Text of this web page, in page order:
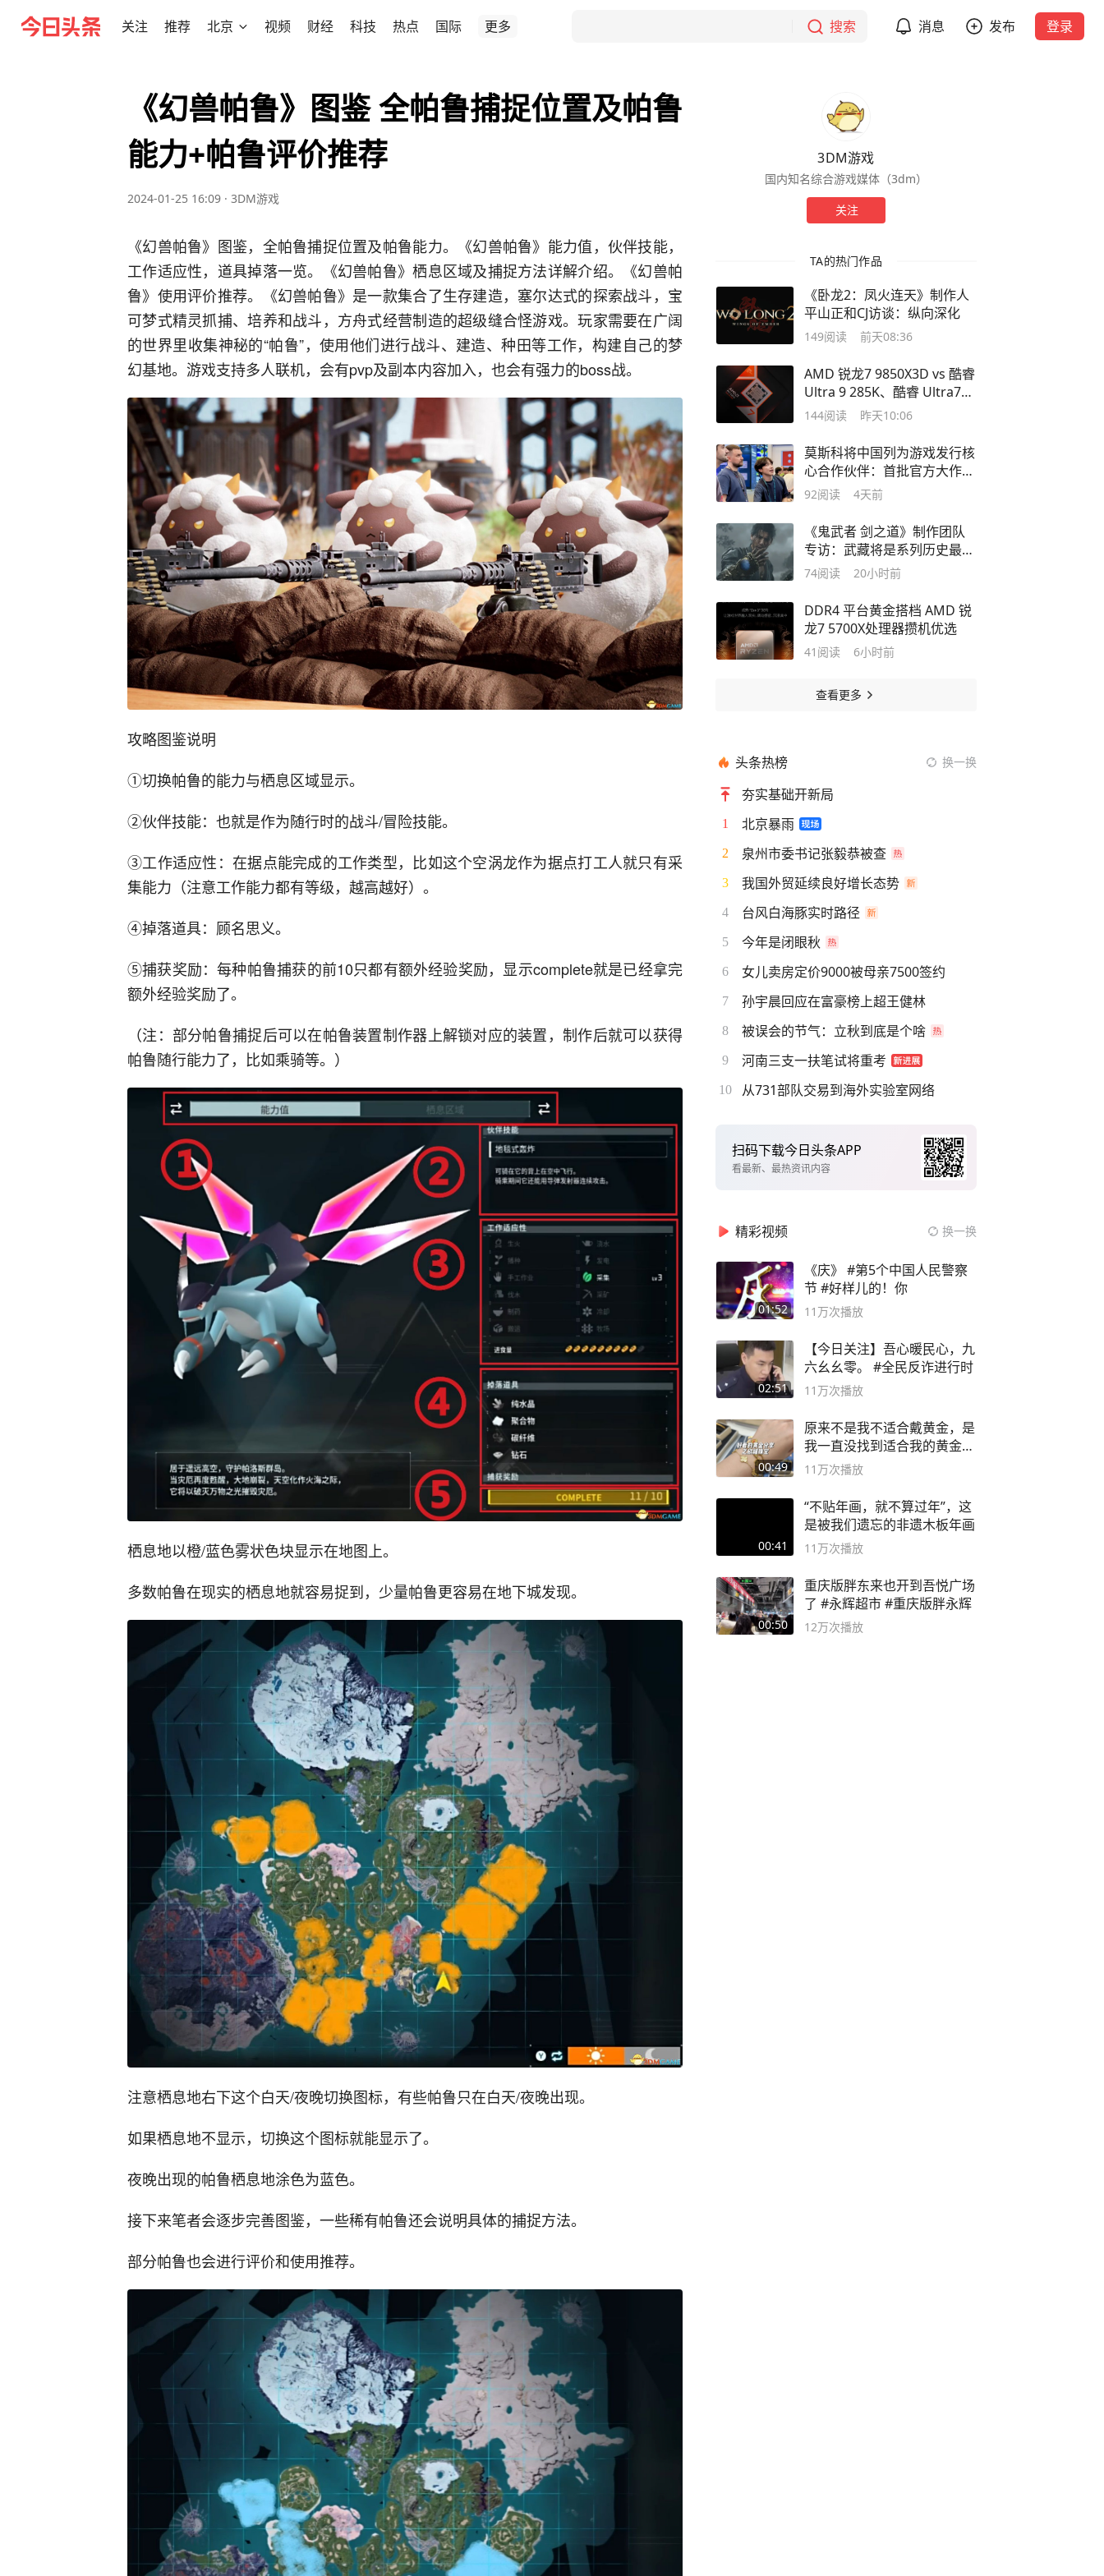
关注 推荐 北京 视频 财经 科技 热点 国际 更多 搜索 消息 发布 登录
《幻兽帕鲁》图鉴 全帕鲁捕捉位置及帕鲁
能力+帕鲁评价推荐
2024-01-25 16:09 · 3DM游戏
《幻兽帕鲁》图鉴，全帕鲁捕捉位置及帕鲁能力。《幻兽帕鲁》能力值，伙伴技能，
工作适应性，道具掉落一览。《幻兽帕鲁》栖息区域及捕捉方法详解介绍。《幻兽帕
鲁》使用评价推荐。《幻兽帕鲁》是一款集合了生存建造，塞尔达式的探索战斗，宝
可梦式精灵抓捕、培养和战斗，方舟式经营制造的超级缝合怪游戏。玩家需要在广阔
的世界里收集神秘的“帕鲁”，使用他们进行战斗、建造、种田等工作，构建自己的梦
幻基地。游戏支持多人联机，会有pvp及副本内容加入，也会有强力的boss战。
攻略图鉴说明
①切换帕鲁的能力与栖息区域显示。
②伙伴技能：也就是作为随行时的战斗/冒险技能。
③工作适应性：在据点能完成的工作类型，比如这个空涡龙作为据点打工人就只有采
集能力（注意工作能力都有等级，越高越好）。
④掉落道具：顾名思义。
⑤捕获奖励：每种帕鲁捕获的前10只都有额外经验奖励，显示complete就是已经拿完
额外经验奖励了。
（注：部分帕鲁捕捉后可以在帕鲁装置制作器上解锁对应的装置，制作后就可以获得
帕鲁随行能力了，比如乘骑等。）
栖息地以橙/蓝色雾状色块显示在地图上。
多数帕鲁在现实的栖息地就容易捉到，少量帕鲁更容易在地下城发现。
注意栖息地右下这个白天/夜晚切换图标，有些帕鲁只在白天/夜晚出现。
如果栖息地不显示，切换这个图标就能显示了。
夜晚出现的帕鲁栖息地涂色为蓝色。
接下来笔者会逐步完善图鉴，一些稀有帕鲁还会说明具体的捕捉方法。
部分帕鲁也会进行评价和使用推荐。
3DM游戏
国内知名综合游戏媒体（3dm）
关注
TA的热门作品
《卧龙2：凤火连天》制作人
平山正和CJ访谈：纵向深化
149阅读 前天08:36
AMD 锐龙7 9850X3D vs 酷睿
Ultra 9 285K、酷睿 Ultra7
270K
144阅读 昨天10:06
莫斯科将中国列为游戏发行核
心合作伙伴：首批官方大作年
内登陆
92阅读 4天前
《鬼武者 剑之道》制作团队
专访：武藏将是系列历史最出
色的主角
74阅读 20小时前
DDR4 平台黄金搭档 AMD 锐
龙7 5700X处理器攒机优选
41 阅读 6小时前
查看更多
头条热榜 换一换
夯实基础开新局
1 北京暴雨
2 泉州市委书记张毅恭被查
3 我国外贸延续良好增长态势
4 台风白海豚实时路径
5 今年是闭眼秋
6 女儿卖房定价9000被母亲7500签约
7 孙宇晨回应在富豪榜上超王健林
8 被误会的节气：立秋到底是个啥
9 河南三支一扶笔试将重考
10 从731部队交易到海外实验室网络
扫码下载今日头条APP
看最新、最热资讯内容
精彩视频 换一换
01:52
《庆》 #第5个中国人民警察
节 #好样儿的！你
11万次播放
02:51
【今日关注】吾心暖民心，九
六幺幺零。 #全民反诈进行时
11万次播放
00:49
原来不是我不适合戴黄金，是
我一直没找到适合我的黄金
😭
11万次播放
00:41
“不贴年画，就不算过年”，这
是被我们遗忘的非遗木板年画
11万次播放
00:50
重庆版胖东来也开到吾悦广场
了 #永辉超市 #重庆版胖永辉
12万次播放